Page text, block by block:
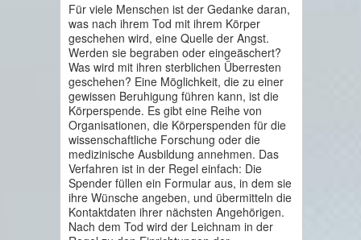
Für viele Menschen ist der Gedanke daran,
was nach ihrem Tod mit ihrem Körper
geschehen wird, eine Quelle der Angst.
Werden sie begraben oder eingeäschert?
Was wird mit ihren sterblichen Überresten
geschehen? Eine Möglichkeit, die zu einer
gewissen Beruhigung führen kann, ist die
Körperspende. Es gibt eine Reihe von
Organisationen, die Körperspenden für die
wissenschaftliche Forschung oder die
medizinische Ausbildung annehmen. Das
Verfahren ist in der Regel einfach: Die
Spender füllen ein Formular aus, in dem sie
ihre Wünsche angeben, und übermitteln die
Kontaktdaten ihrer nächsten Angehörigen.
Nach dem Tod wird der Leichnam in der